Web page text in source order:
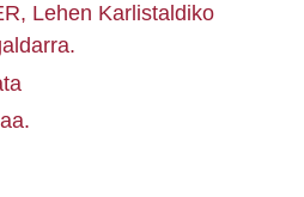
Lehen Karlistaldiko